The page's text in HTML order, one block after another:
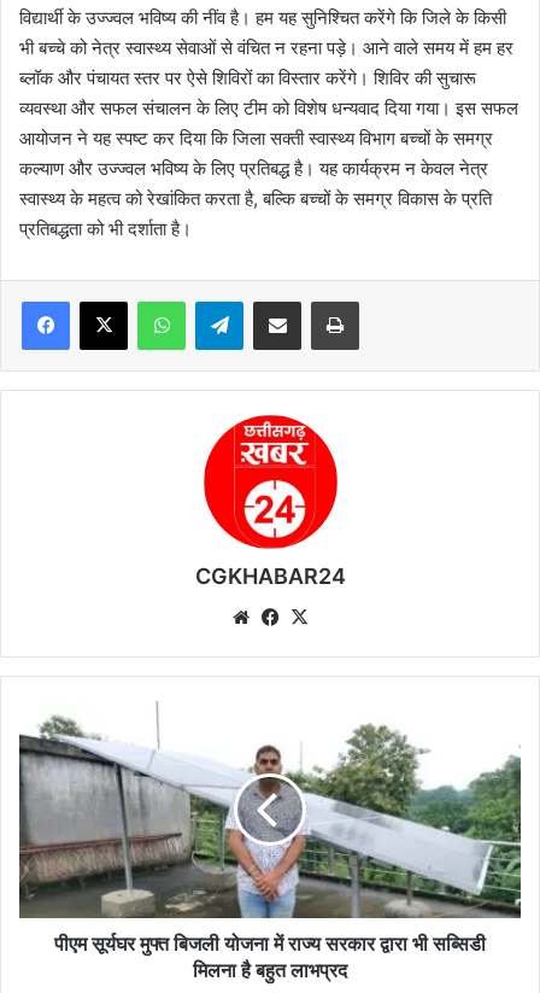
विद्यार्थी के उज्ज्वल भविष्य की नींव है। हम यह सुनिश्चित करेंगे कि जिले के किसी
भी बच्चे को नेत्र स्वास्थ्य सेवाओं से वंचित न रहना पड़े। आने वाले समय में हम हर
ब्लॉक और पंचायत स्तर पर ऐसे शिविरों का विस्तार करेंगे। शिविर की सुचारू
व्यवस्था और सफल संचालन के लिए टीम को विशेष धन्यवाद दिया गया। इस सफल
आयोजन ने यह स्पष्ट कर दिया कि जिला सक्ती स्वास्थ्य विभाग बच्चों के समग्र
कल्याण और उज्ज्वल भविष्य के लिए प्रतिबद्ध है। यह कार्यक्रम न केवल नेत्र
स्वास्थ्य के महत्व को रेखांकित करता है, बल्कि बच्चों के समग्र विकास के प्रति
प्रतिबद्धता को भी दर्शाता है।
Telegram
CGKHABAR24
We
te
Fa
bo
ए
म
सू
घ
र
मु
फ्त
पीएम सूर्यघर मुफ्त बिजली योजना में राज्य सरकार द्वारा भी सब्सिडी
मिलना है बहुत लाभप्रद